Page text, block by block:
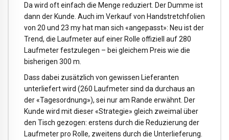
Da wird oft einfach die Menge reduziert. Der Dumme ist
dann der Kunde. Auch im Verkauf von Handstretchfolien
von 20 und 23 my hat man sich «angepasst»: Neu ist der
Trend, die Laufmeter auf einer Rolle offiziell auf 280
Laufmeter festzulegen – bei gleichem Preis wie die
bisherigen 300 m.
Dass dabei zusätzlich von gewissen Lieferanten
unterliefert wird (260 Laufmeter sind da durchaus an
der «Tagesordnung»), sei nur am Rande erwähnt. Der
Kunde wird mit dieser «Strategie» gleich zweimal über
den Tisch gezogen: erstens durch die Reduzierung der
Laufmeter pro Rolle, zweitens durch die Unterlieferung.